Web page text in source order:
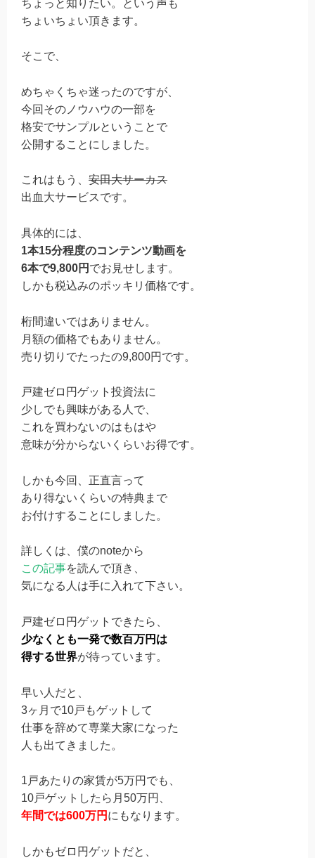
ちょっと知りたい。という声も
ちょいちょい頂きます。
そこで、
めちゃくちゃ迷ったのですが、
今回そのノウハウの一部を
格安でサンプルということで
公開することにしました。
これはもう、 安田大サーカス
出血大サービスです。
具体的には、
1本15分程度のコンテンツ動画を
6本で9,800円 でお見せします。
しかも税込みのポッキリ価格です。
桁間違いではありません。
月額の価格でもありません。
売り切りでたったの9,800円です。
戸建ゼロ円ゲット投資法に
少しでも興味がある人で、
これを買わないのはもはや
意味が分からないくらいお得です。
しかも今回、正直言って
あり得ないくらいの特典まで
お付けすることにしました。
詳しくは、僕のnoteから
この記事を読んで頂き、
気になる人は手に入れて下さい。
戸建ゼロ円ゲットできたら、
少なくとも一発で数百万円は
得する世界が待っています。
早い人だと、
3ヶ月で10戸もゲットして
仕事を辞めて専業大家になった
人も出てきました。
1戸あたりの家賃が5万円でも、
10戸ゲットしたら月50万円、
年間では600万円 にもなります。
しかもゼロ円ゲットだと、